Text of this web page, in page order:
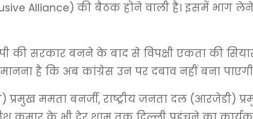
Alliance) की बैठक होने वाली है। इसमें भाग
सरकार बनने के बाद से विपक्षी एकता की
मानना है कि अब कांग्रेस उन पर दबाव नहीं बना
ममता बनर्जी, राष्ट्रीय जनता दल (आरजेडी)